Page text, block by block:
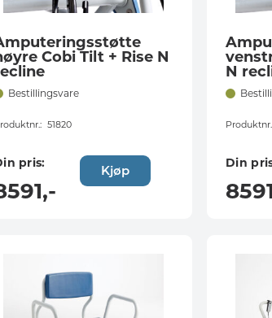
Cobi Tilt + Rise N
Bestillingsvare
51820
pris:
,-
Kjøp
N
Din
8591